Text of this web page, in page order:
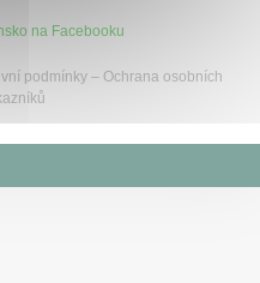
na Facebooku
podmínky– Ochrana osobních